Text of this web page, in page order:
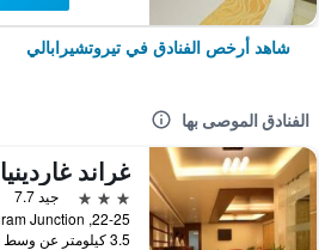
شاهد أرخص الفنادق في تيروتشيرابالي
الفنادق الموصى بها
غراند غاردينيا
3 نجوم
جيد 7.7
3.5 كيلومتر عن وسط المدينة